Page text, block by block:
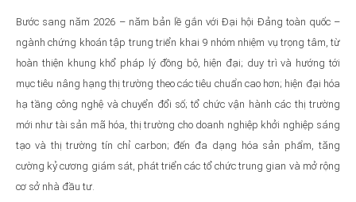
Bước sang năm 2026 – năm bản lề gắn với Đại hội Đảng toàn quốc –
ngành chứng khoán tập trung triển khai 9 nhóm nhiệm vụ trọng tâm, từ
hoàn thiện khung khổ pháp lý đồng bộ, hiện đại; duy trì và hướng tới
mục tiêu nâng hạng thị trường theo các tiêu chuẩn cao hơn; hiện đại hóa
hạ tầng công nghệ và chuyển đổi số; tổ chức vận hành các thị trường
mới như tài sản mã hóa, thị trường cho doanh nghiệp khởi nghiệp sáng
tạo và thị trường tín chỉ carbon; đến đa dạng hóa sản phẩm, tăng
cường kỷ cương giám sát, phát triển các tổ chức trung gian và mở rộng
cơ sở nhà đầu tư.